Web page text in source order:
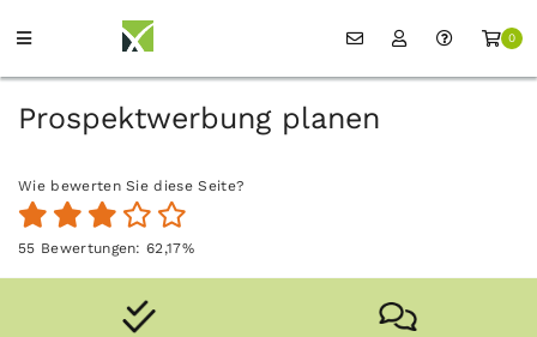
0
Prospektwerbung planen
Wie bewerten Sie diese Seite?
55 Bewertungen:62,17%